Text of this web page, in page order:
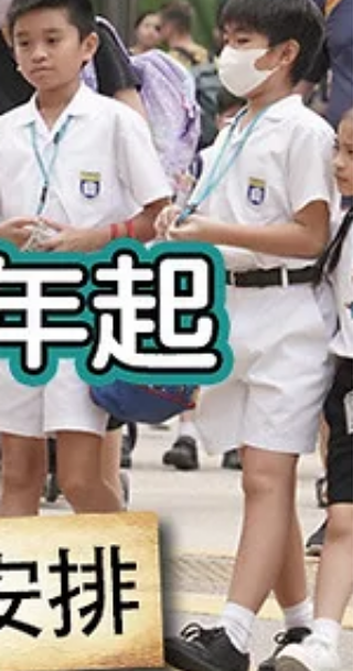
警戒狀態。 開跑之後，記錄者必須告知測試者每圈
的秒數，讓測試者憑藉作為配速的參考數據